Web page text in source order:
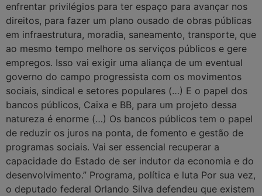
enfrentar privilégios para ter espaço para avançar nos
direitos, para fazer um plano ousado de obras públicas
em infraestrutura, moradia, saneamento, transporte, que
ao mesmo tempo melhore os serviços públicos e gere
empregos. Isso vai exigir uma aliança de um eventual
governo do campo progressista com os movimentos
sociais, sindical e setores populares (…) E o papel dos
bancos públicos, Caixa e BB, para um projeto dessa
natureza é enorme (…) Os bancos públicos tem o papel
de reduzir os juros na ponta, de fomento e gestão de
programas sociais. Vai ser essencial recuperar a
capacidade do Estado de ser indutor da economia e do
desenvolvimento.” Programa, política e luta Por sua vez,
o deputado federal Orlando Silva defendeu que existem